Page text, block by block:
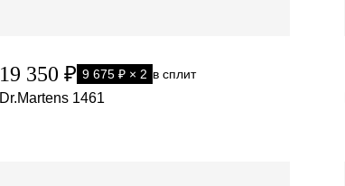
19 350 ₽ 9 675 ₽ × 2 в сплит
Dr.Martens 1461